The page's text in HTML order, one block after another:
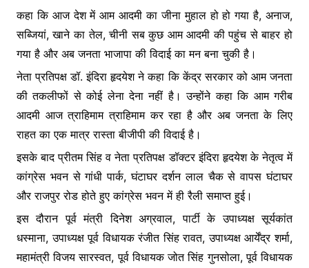
कहा कि आज देश में आम आदमी का जीना मुहाल हो हो गया है, अनाज,
सब्जियां, खाने का तेल, चीनी सब कुछ आम आदमी की पहुंच से बाहर हो
गया है और अब जनता भाजापा की विदाई का मन बना चुकी है।
नेता प्रतिपक्ष डॉ. इंदिरा हृदयेश ने कहा कि केंद्र सरकार को आम जनता
की तकलीफों से कोई लेना देना नहीं है। उन्होंने कहा कि आम गरीब
आदमी आज त्राहिमाम त्राहिमाम कर रहा है और अब जनता के लिए
राहत का एक मात्र रास्ता बीजीपी की विदाई है।
इसके बाद प्रीतम सिंह व नेता प्रतिपक्ष डॉक्टर इंदिरा हृदयेश के नेतृत्व में
कांग्रेस भवन से गांधी पार्क, घंटाघर दर्शन लाल चैक से वापस घंटाघर
और राजपुर रोड होते हुए कांग्रेस भवन में ही रैली समाप्त हुई।
इस दौरान पूर्व मंत्री दिनेश अग्रवाल, पार्टी के उपाध्यक्ष सूर्यकांत
धस्माना, उपाध्यक्ष पूर्व विधायक रंजीत सिंह रावत, उपाध्यक्ष आर्येंद्र शर्मा,
महामंत्री विजय सारस्वत, पूर्व विधायक जोत सिंह गुनसोला, पूर्व विधायक